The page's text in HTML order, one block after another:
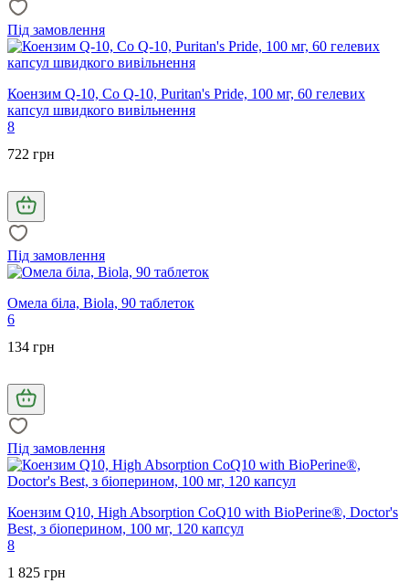
Під замовлення
Коензим Q-10, Co Q-10, Puritan's Pride, 100 мг, 60 гелевих
капсул швидкого вивільнення
8
722 грн
Під замовлення
Омела біла, Biola, 90 таблеток
6
134 грн
Під замовлення
Коензим Q10, High Absorption CoQ10 with BioPerine®, Doctor's
Best, з біоперином, 100 мг, 120 капсул
8
1 825 грн